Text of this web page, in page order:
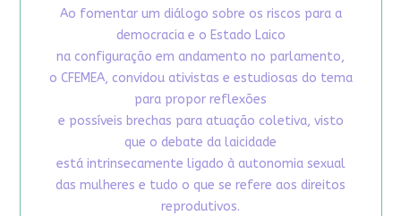
Ao fomentar um diálogo sobre os riscos para a
democracia e o Estado Laico
na configuração em andamento no parlamento,
o CFEMEA, convidou ativistas e estudiosas do tema
para propor reflexões
e possíveis brechas para atuação coletiva, visto
que o debate da laicidade
está intrinsecamente ligado à autonomia sexual
das mulheres e tudo o que se refere aos direitos
reprodutivos.